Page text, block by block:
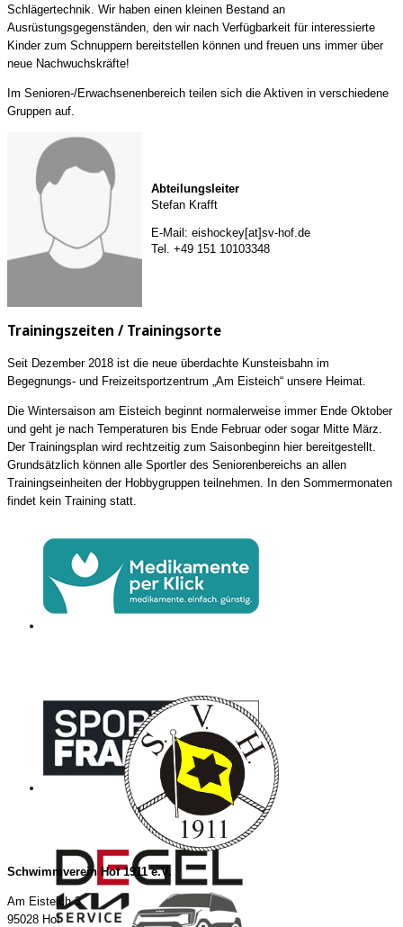
Schlägertechnik. Wir haben einen kleinen Bestand an
Ausrüstungsgegenständen, den wir nach Verfügbarkeit für interessierte
Kinder zum Schnuppern bereitstellen können und freuen uns immer über
neue Nachwuchskräfte!
Im Senioren-/Erwachsenenbereich teilen sich die Aktiven in verschiedene
Gruppen auf.
Abteilungsleiter
Stefan Krafft
E-Mail: eishockey[at]sv-hof.de
Tel. +49 151 10103348
Trainingszeiten / Trainingsorte
Seit Dezember 2018 ist die neue überdachte Kunsteisbahn im
Begegnungs- und Freizeitsportzentrum „Am Eisteich“ unsere Heimat.
Die Wintersaison am Eisteich beginnt normalerweise immer Ende Oktober
und geht je nach Temperaturen bis Ende Februar oder sogar Mitte März.
Der Trainingsplan wird rechtzeitig zum Saisonbeginn hier bereitgestellt.
Grundsätzlich können alle Sportler des Seniorenbereichs an allen
Trainingseinheiten der Hobbygruppen teilnehmen. In den Sommermonaten
findet kein Training statt.
Schwimmverein Hof 1911 e.V.
Am Eisteich 3
95028 Hof